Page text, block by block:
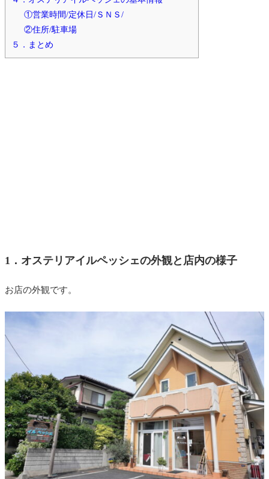
①営業時間/定休日/ＳＮＳ/
②住所/駐車場
５．まとめ
1．オステリアイルペッシェの外観と店内の様子
お店の外観です。